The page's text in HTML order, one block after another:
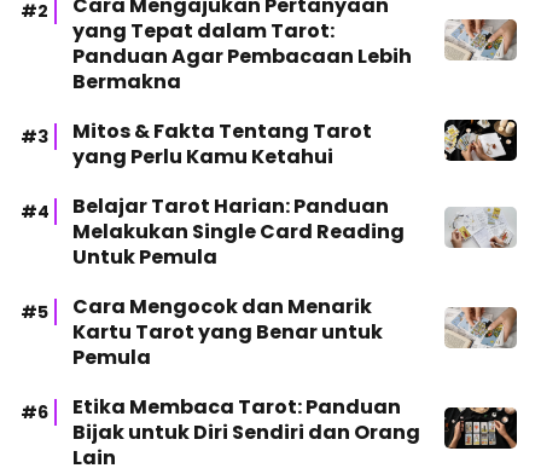
Cara Mengajukan Pertanyaan
yang Tepat dalam Tarot:
Panduan Agar Pembacaan Lebih
Bermakna
Mitos & Fakta Tentang Tarot
yang Perlu Kamu Ketahui
Belajar Tarot Harian: Panduan
Melakukan Single Card Reading
Untuk Pemula
Cara Mengocok dan Menarik
Kartu Tarot yang Benar untuk
Pemula
Etika Membaca Tarot: Panduan
Bijak untuk Diri Sendiri dan Orang
Lain